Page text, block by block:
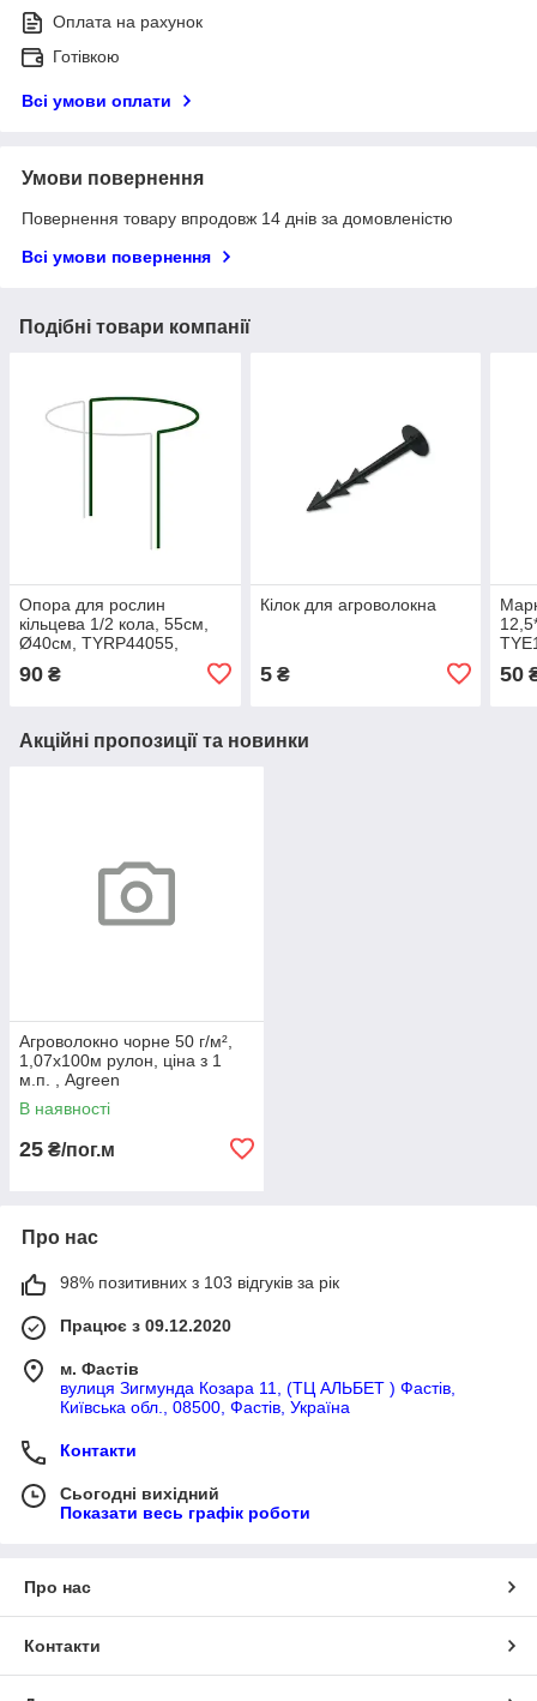
Оплата на рахунок
Готівкою
Всі умови оплати
Умови повернення
Повернення товару впродовж 14 днів за домовленістю
Всі умови повернення
Подібні товари компанії
Опора для рослин
кільцева 1/2 кола, 55см,
Ø40см, TYRP44055,
90 ₴
Кілок для агроволокна
5₴ 50
Акційні пропозиції та новинки
Агроволокно чорне 50 г/м²,
1,07х100м рулон, ціна з 1
м.п. , Agreen
В наявності
25 ₴/пог.м
Про нас
98% позитивних з 103 відгуків за рік
Працює з 09.12.2020
м. Фастів
вулиця Зигмунда Козара 11, (ТЦ АЛЬБЕТ ) Фастів,
Київська обл., 08500, Фастів, Україна
Контакти
Сьогодні вихідний
Показати весь графік роботи
Про нас
Контакти